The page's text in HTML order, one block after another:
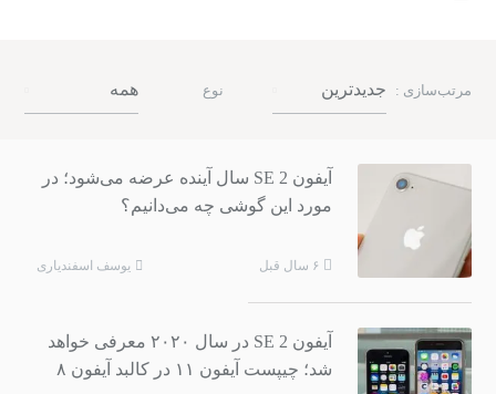
مرتب‌سازی : جدیدترین نوع همه
آیفون SE 2 سال آینده عرضه می‌شود؛ در
مورد این گوشی چه می‌دانیم؟
۶ سال قبل یوسف اسفندیاری
آیفون SE 2 در سال ۲۰۲۰ معرفی خواهد
شد؛ چیپست آیفون ۱۱ در کالبد آیفون ۸